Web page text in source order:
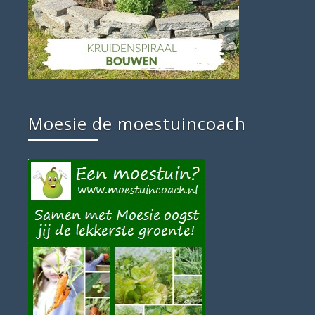
Moesie de moestuincoach